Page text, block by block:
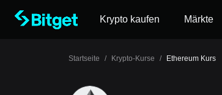
Krypto kaufen Märkte
Startseite / Krypto-Kurse / Ethereum Kurs